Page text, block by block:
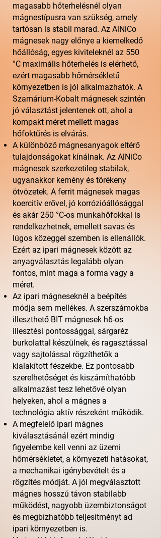
magasabb hőterhelésnél olyan
mágnestípusra van szükség, amely
tartósan is stabil marad. Az AlNiCo
mágnesek nagy előnye a kiemelkedő
hőállóság, egyes kiviteleknél az 550
°C maximális hőterhelés is elérhető,
ezért magasabb hőmérsékletű
környezetben is jól alkalmazhatók. A
Szamárium-Kobalt mágnesek szintén
jó választást jelentenek ott, ahol a
kompakt méret mellett magas
hőfoktűrés is elvárás.
A különböző mágnesanyagok eltérő
tulajdonságokat kínálnak. Az AlNiCo
mágnesek szerkezetileg stabilak,
ugyanakkor kemény és törékeny
ötvözetek. A ferrit mágnesek magas
koercitív erővel, jó korrózióállósággal
és akár 250 °C-os munkahőfokkal is
rendelkezhetnek, emellett savas és
lúgos közeggel szemben is ellenállók.
Ezért az ipari mágnesek között az
anyagválasztás legalább olyan
fontos, mint maga a forma vagy a
méret.
Az ipari mágneseknél a beépítés
módja sem mellékes. A szerszámokba
illeszthető BIT mágnesek h6-os
illesztési pontossággal, sárgaréz
burkolattal készülnek, és ragasztással
vagy sajtolással rögzíthetők a
kialakított fészekbe. Ez pontosabb
szerelhetőséget és kiszámíthatóbb
alkalmazást tesz lehetővé olyan
helyeken, ahol a mágnes a
technológia aktív részeként működik.
A megfelelő ipari mágnes
kiválasztásánál ezért mindig
figyelembe kell venni az üzemi
hőmérsékletet, a környezeti hatásokat,
a mechanikai igénybevételt és a
rögzítés módját. A jól megválasztott
mágnes hosszú távon stabilabb
működést, nagyobb üzembiztonságot
és megbízhatóbb teljesítményt ad
ipari környezetben is.